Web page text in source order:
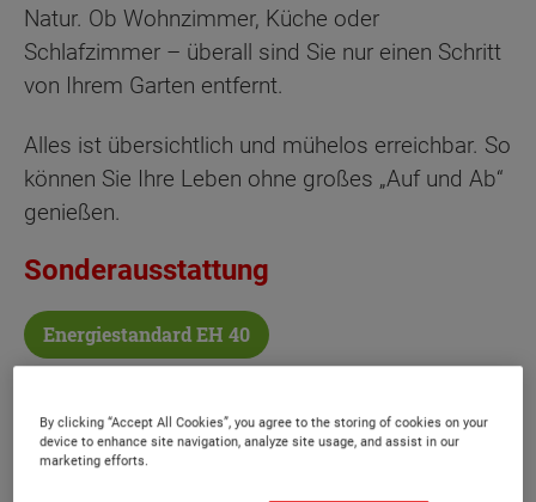
Natur. Ob Wohnzimmer, Küche oder
Schlafzimmer – überall sind Sie nur einen Schritt
von Ihrem Garten entfernt.
Alles ist übersichtlich und mühelos erreichbar. So
können Sie Ihre Leben ohne großes „Auf und Ab“
genießen.
Sonderausstattung
Energiestandard EH 40
Bungalow 78 -
By clicking “Accept All Cookies”, you agree to the storing of cookies on your
device to enhance site navigation, analyze site usage, and assist in our
marketing efforts.